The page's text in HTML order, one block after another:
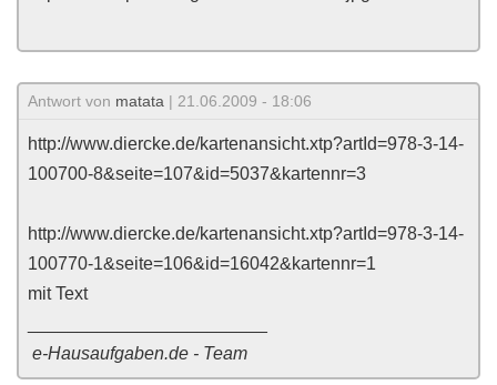
Antwort von matata | 21.06.2009 - 18:06
http://www.diercke.de/kartenansicht.xtp?artId=978-3-14-
100700-8&seite=107&id=5037&kartennr=3
http://www.diercke.de/kartenansicht.xtp?artId=978-3-14-
100770-1&seite=106&id=16042&kartennr=1
mit Text
e-Hausaufgaben.de - Team